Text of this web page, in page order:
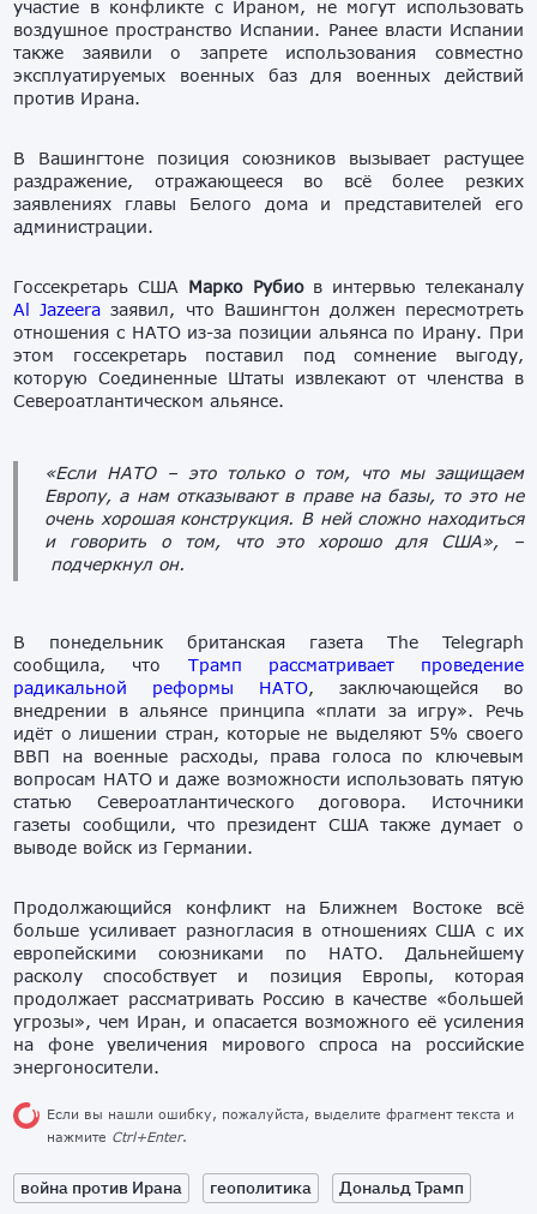
участие в конфликте с Ираном, не могут использовать
воздушное пространство Испании. Ранее власти Испании
также заявили о запрете использования совместно
эксплуатируемых военных баз для военных действий
против Ирана.
В Вашингтоне позиция союзников вызывает растущее
раздражение, отражающееся во всё более резких
заявлениях главы Белого дома и представителей его
администрации.
Госсекретарь США Марко Рубиов интервью телеканалу
Al Jazeera заявил, что Вашингтон должен пересмотреть
отношения с НАТО из-за позиции альянса по Ирану. При
этом госсекретарь поставил под сомнение выгоду,
которую Соединенные Штаты извлекают от членства в
Североатлантическом альянсе.
«Если НАТО – это только о том, что мы защищаем
Европу, а нам отказывают в праве на базы, то это не
очень хорошая конструкция. В ней сложно находиться
и говорить о том, что это хорошо для США»,–
подчеркнул он.
В понедельник британская газета The Telegraph
сообщила, что Трамп рассматривает проведение
радикальной реформы НАТО, заключающейся во
внедрении в альянсе принципа «плати за игру». Речь
идёт о лишении стран, которые не выделяют 5% своего
ВВП на военные расходы, права голоса по ключевым
вопросам НАТО и даже возможности использовать пятую
статью Североатлантического договора. Источники
газеты сообщили, что президент США также думает о
выводе войск из Германии.
Продолжающийся конфликт на Ближнем Востоке всё
больше усиливает разногласия в отношениях США с их
европейскими союзниками по НАТО. Дальнейшему
расколу способствует и позиция Европы, которая
продолжает рассматривать Россию в качестве «большей
угрозы», чем Иран, и опасается возможного её усиления
на фоне увеличения мирового спроса на российские
энергоносители.
Если вы нашли ошибку, пожалуйста, выделите фрагмент текста и
нажмите Ctrl+Enter.
война против Ирана геополитика Дональд Трамп